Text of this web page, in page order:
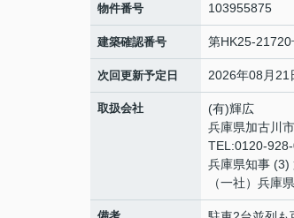
物件番号 103955875
建築確認番号 第HK25-21720
次回更新予定日 2026年08月21
取扱会社
(有)輝広
兵庫県加古川
TEL:0120-
兵庫県知事 (3)
（一社）兵庫